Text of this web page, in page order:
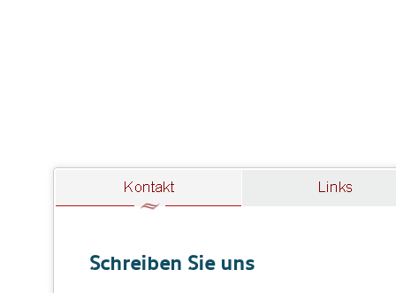
Schreiben Sie uns